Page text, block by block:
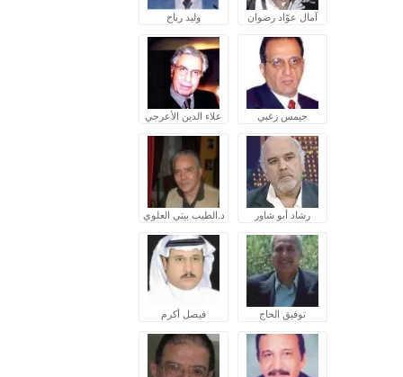
آمال عوّاد رضوان وليد رباح
جيمس زغبي علاء الدين الأعرجي
رشاد أبو شاور د.الطيب بيتي العلوي
توفيق الحاج فيصل أكرم